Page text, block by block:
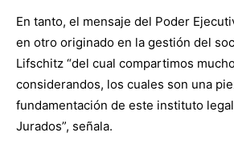
En tanto, el mensaje del Poder
en otro originado en la gestión del
Lifschitz “del cual compartimos
considerandos, los cuales son una
fundamentación de este instituto
Jurados”, señala.